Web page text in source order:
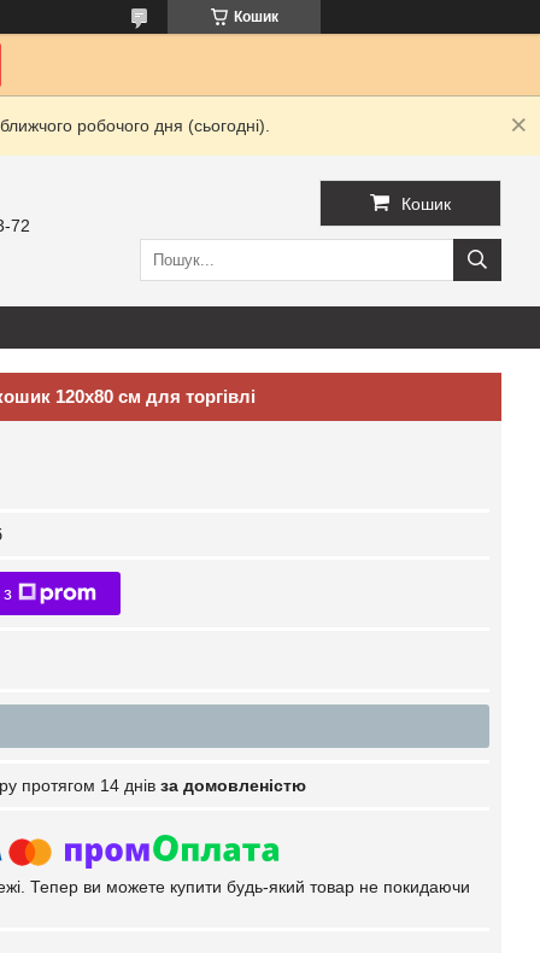
Кошик
робочого дня (сьогодні).
72
Кошик
120х80 см для торгівлі
протягом 14 днів за домовленістю
Тепер ви можете купити будь-який товар не покидаючи